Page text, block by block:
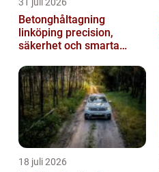
Betonghåltagning
linköping precision,
säkerhet och smarta
18 juli 2026